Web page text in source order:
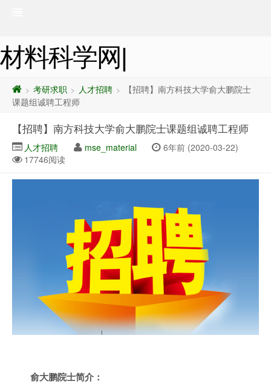
材料科学网|
> 考研求职 > 人才招聘 >
【招聘】​南方科技大学俞大鹏院士
课题组诚聘工程师
【招聘】​南方科技大学俞大鹏院士课题组诚聘工程师
人才招聘 mse_material
6年前 (2020-03-22)
17746阅读
俞大鹏院士简介：